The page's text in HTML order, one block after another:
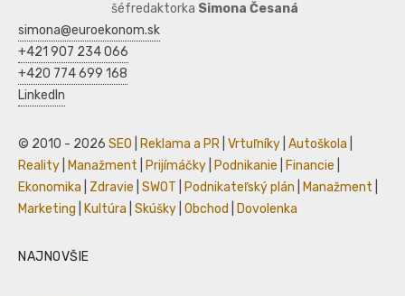
šéfredaktorka Simona Česaná
simona@euroekonom.sk
+421 907 234 066
+420 774 699 168
LinkedIn
© 2010 - 2026 SEO Reklama a PR Vrtuľníky Autoškola
Reality
Manažment Prijímáčky Podnikanie Financie
Ekonomika
Zdravie SWOT Podnikateľský plán Manažment
Marketing
Kultúra Skúšky Obchod Dovolenka
NAJNOVŠIE